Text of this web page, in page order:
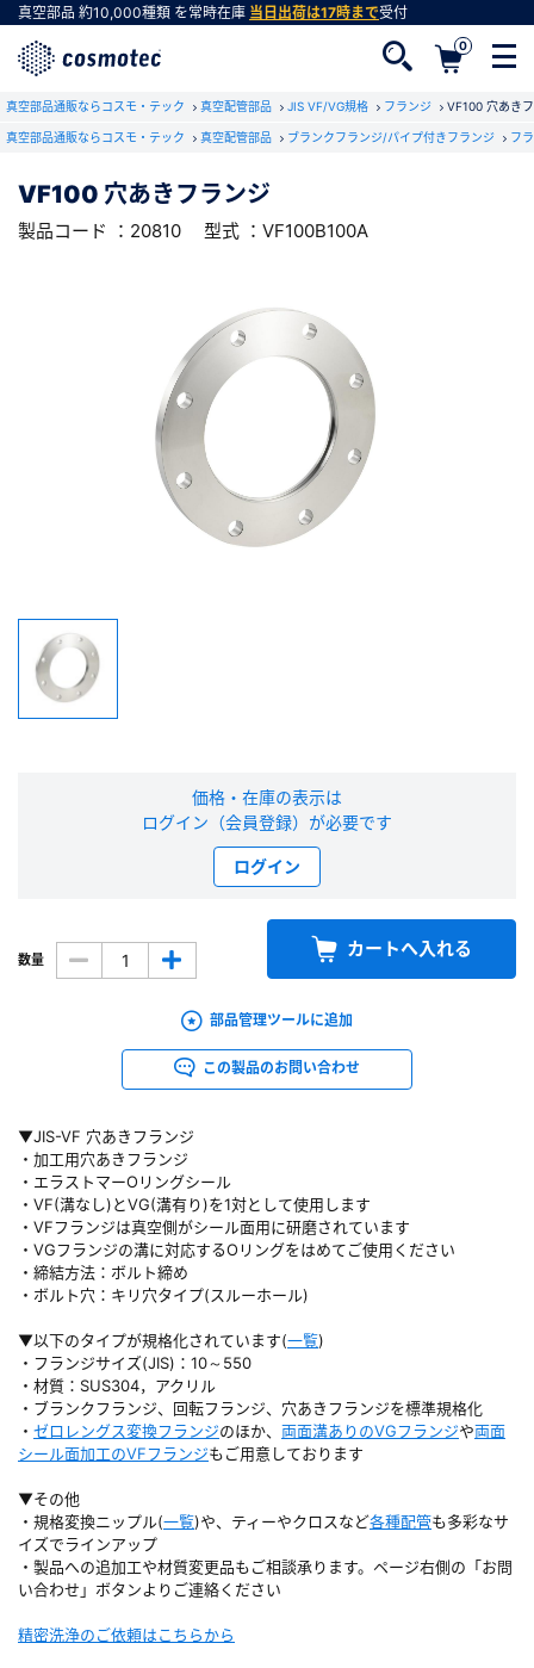
真空部品 約10,000種類 を常時在庫 当日出荷は17時まで受付
0
真空部品通販ならコスモ・テック 真空配管部品 JIS VF/VG規格 フランジ VF100 穴あき
真空部品通販ならコスモ・テック 真空配管部品 ブランクフランジ/パイプ付きフランジ フ
VF100 穴あきフランジ
製品コード ：20810 型式 ：VF100B100A
▼JIS-VF 穴あきフランジ
・加工用穴あきフランジ
・エラストマーOリングシール
・VF(溝なし)とVG(溝有り)を1対として使用します
・VFフランジは真空側がシール面用に研磨されています
・VGフランジの溝に対応するOリングをはめてご使用ください
・締結方法：ボルト締め
・ボルト穴：キリ穴タイプ(スルーホール)
▼以下のタイプが規格化されています(一覧)
・フランジサイズ(JIS)：10～550
・材質：SUS304，アクリル
・ブランクフランジ、回転フランジ、穴あきフランジを標準規格化
・ ゼロレングス変換フランジのほか、 両面溝ありのVGフランジや両面
シール面加工のVFフランジもご用意しております
▼その他
・規格変換ニップル(一覧)や、ティーやクロスなど各種配管も多彩なサ
イズでラインアップ
・製品への追加工や材質変更品もご相談承ります。ページ右側の「お問
い合わせ」ボタンよりご連絡ください
精密洗浄のご依頼はこちらから
価格・在庫の表示は
ログイン（会員登録）が必要です
ログイン
数量 カートへ入れる
部品管理ツールに追加
この製品のお問い合わせ
RoHS2適合報告書のダウンロード
下記製品のRoHS2適合報告書のダウンロードをします。
VF100 穴あきフランジ
型式 ：VF100B100A 製品コード ：20810
必須
ダウンロードする
会員登録がお済みでない方
会員登録をすれば、便利な機能がご利用いただけ
※新規会員登録をお申し込み頂いてから本登録となるまで、数日間かかる場合
があります。また当社の判断によりお断りする場合があります。
ログイン
※パスワードをお忘れの方は、パスワード再発行ページ
お問い合わせページ